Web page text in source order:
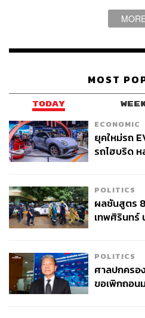
ในส่วนของขนมหวานก็อลังการ
กำลังมาแรง ทางร้านก็นำมาตก
Strawberry and Cream Croffle
MOST
TODAY
ECONOMIC
ยุคใหม่รถ
รถไฮบริด
POLITICS
ผลชันสูตร
เทพศิรินทร์
POLITICS
ศาลปกครอ
ขอเพิกถอน